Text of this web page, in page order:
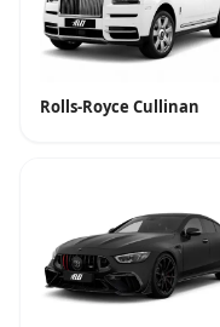
Rolls-Royce Cullinan